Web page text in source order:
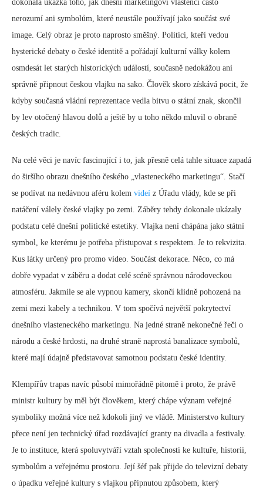
dokonalá ukázka toho, jak dnešní marketingoví vlastenci často
nerozumí ani symbolům, které neustále používají jako součást své
image. Celý obraz je proto naprosto směšný. Politici, kteří vedou
hysterické debaty o české identitě a pořádají kulturní války kolem
osmdesát let starých historických událostí, současně nedokážou ani
správně připnout českou vlajku na sako. Člověk skoro získává pocit, že
kdyby současná vládní reprezentace vedla bitvu o státní znak, skončil
by lev otočený hlavou dolů a ještě by u toho někdo mluvil o obraně
českých tradic.
Na celé věci je navíc fascinující i to, jak přesně celá tahle situace zapadá
do širšího obrazu dnešního českého „vlasteneckého marketingu“. Stačí
se podívat na nedávnou aféru kolem videí z Úřadu vlády, kde se při
natáčení válely české vlajky po zemi. Záběry tehdy dokonale ukázaly
podstatu celé dnešní politické estetiky. Vlajka není chápána jako státní
symbol, ke kterému je potřeba přistupovat s respektem. Je to rekvizita.
Kus látky určený pro promo video. Součást dekorace. Něco, co má
dobře vypadat v záběru a dodat celé scéně správnou národoveckou
atmosféru. Jakmile se ale vypnou kamery, skončí klidně pohozená na
zemi mezi kabely a technikou. V tom spočívá největší pokrytectví
dnešního vlasteneckého marketingu. Na jedné straně nekonečné řeči o
národu a české hrdosti, na druhé straně naprostá banalizace symbolů,
které mají údajně představovat samotnou podstatu české identity.
Klempířův trapas navíc působí mimořádně pitomě i proto, že právě
ministr kultury by měl být člověkem, který chápe význam veřejné
symboliky možná více než kdokoli jiný ve vládě. Ministerstvo kultury
přece není jen technický úřad rozdávající granty na divadla a festivaly.
Je to instituce, která spoluvytváří vztah společnosti ke kultuře, historii,
symbolům a veřejnému prostoru. Její šéf pak přijde do televizní debaty
o úpadku veřejné kultury s vlajkou připnutou způsobem, který